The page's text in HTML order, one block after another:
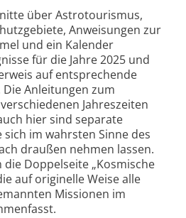
über Astrotourismus,
Anweisungen zur
und ein Kalender
für die Jahre 2025 und
auf entsprechende
Anleitungen zum
Jahreszeiten
hier sind separate
im wahrsten Sinne des
draußen nehmen lassen.
Doppelseite „Kosmische
auf originelle Weise alle
Missionen im